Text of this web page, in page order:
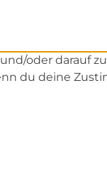
oder darauf
du deine